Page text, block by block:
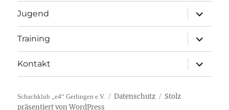
Jugend
öffnen
Training
öffnen
Kontakt
öffnen
Schachklub „e4“ Gerlingen e.V. Datenschutz
Stolz
präsentiert von WordPress